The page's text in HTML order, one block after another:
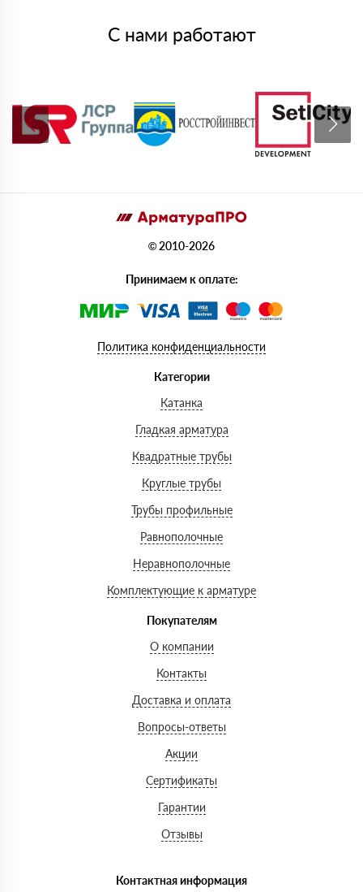
С нами работают
© 2010-2026
Принимаем к оплате:
Политика конфиденциальности
Категории
Катанка
Гладкая арматура
Квадратные трубы
Круглые трубы
Трубы профильные
Равнополочные
Неравнополочные
Комплектующие к арматуре
Покупателям
О компании
Контакты
Доставка и оплата
Вопросы-ответы
Акции
Сертификаты
Гарантии
Отзывы
Контактная информация